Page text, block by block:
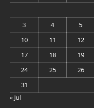
3
4 5
10
11 12
17
18 19
24
25 26
31
« Jul